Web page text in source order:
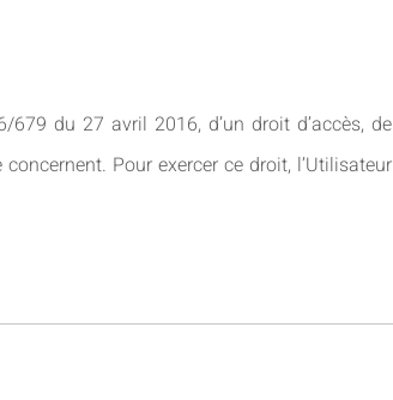
du 27 avril 2016, d’un droit d’accès, de
Pour exercer ce droit, l’Utilisateur